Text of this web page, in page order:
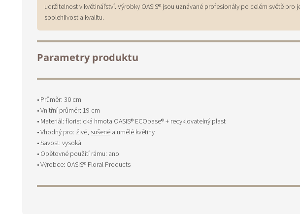
udržitelnost v květinářství. Výrobky OASIS® jsou uznávané profesionály po celém světě pro
spolehlivost a kvalitu.
Parametry produktu
• Průměr: 30 cm
• Vnitřní průměr: 19 cm
• Materiál: floristická hmota OASIS® ECObase® + recyklovatelný plast
• Vhodný pro: živé, sušené a umělé květiny
• Savost: vysoká
• Opětovné použití rámu: ano
• Výrobce: OASIS® Floral Products